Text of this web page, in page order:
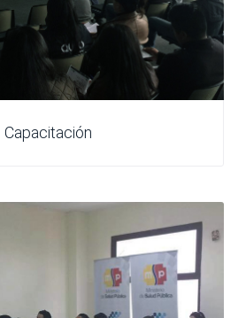
Capacitación